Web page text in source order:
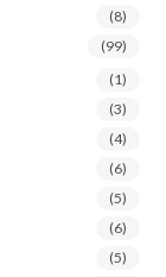
(8)
(99)
(1)
(3)
(4)
(6)
(5)
(6)
(5)